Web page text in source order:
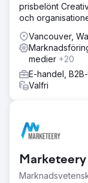
prisbelönt
och
Vancouver,
medier +20
E-handel,
Valfri
Marketeery